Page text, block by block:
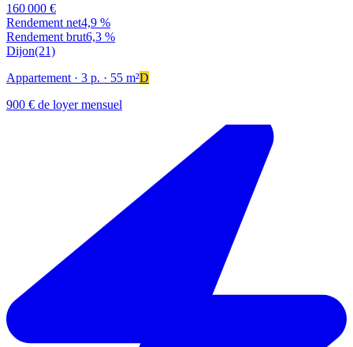
160 000 €
Rendement net4,9 %
Rendement brut6,3 %
Dijon(21)
Appartement · 3 p. · 55 m²D
900 € de loyer mensuel